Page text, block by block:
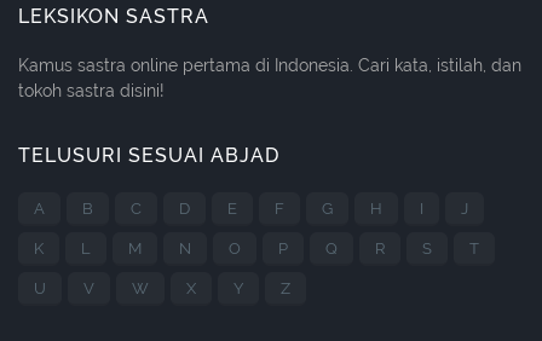
LEKSIKON SASTRA
Kamus sastra online pertama di Indonesia. Cari kata, istilah, dan
tokoh sastra disini!
TELUSURI SESUAI ABJAD
A B C D E F G H I J
K L M N O P Q R S T
U V W X Y Z